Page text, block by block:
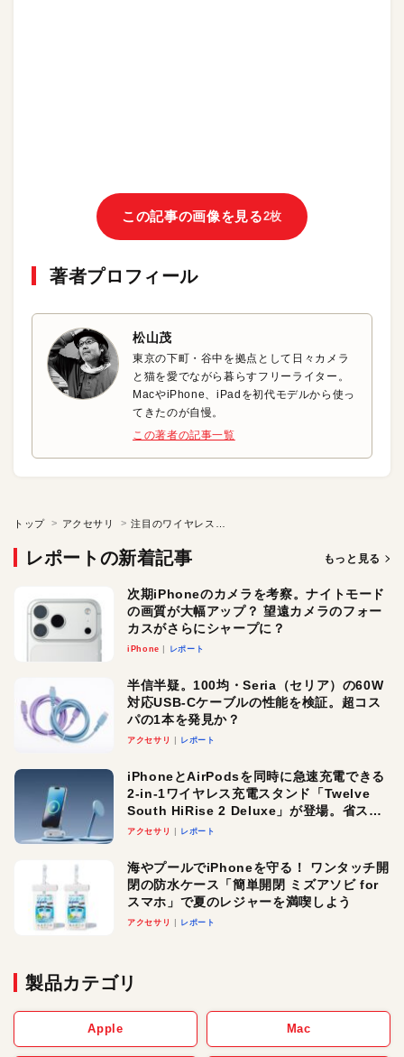
この記事の画像を見る2枚
著者プロフィール
松山茂
東京の下町・谷中を拠点として日々カメラ
と猫を愛でながら暮らすフリーライター。
MacやiPhone、iPadを初代モデルから使っ
てきたのが自慢。
この著者の記事一覧
トップ アクセサリ
レポートの新着記事 もっと見る
次期iPhoneのカメラを考察。ナイトモード
の画質が大幅アップ？ 望遠カメラのフォー
カスがさらにシャープに？
iPhone レポート
半信半疑。100均・Seria（セリア）の60W
対応USB-Cケーブルの性能を検証。超コス
パの1本を発見か？
アクセサリ レポート
iPhoneとAirPodsを同時に急速充電できる
2-in-1ワイヤレス充電スタンド「Twelve
South HiRise 2 Deluxe」が登場。省スペ
ースでおしゃれに充電したい人にオスス
アクセサリ レポート
海やプールでiPhoneを守る！ ワンタッチ開
閉の防水ケース「簡単開閉 ミズアソビ for
スマホ」で夏のレジャーを満喫しよう
アクセサリ レポート
製品カテゴリ
Apple Mac